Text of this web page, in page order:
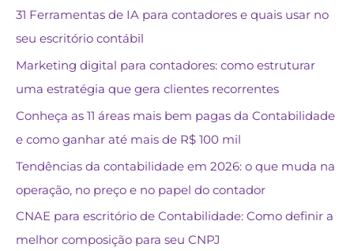
31 Ferramentas de IA para contadores e quais usar no
seu escritório contábil
Marketing digital para contadores: como estruturar
uma estratégia que gera clientes recorrentes
Conheça as 11 áreas mais bem pagas da Contabilidade
e como ganhar até mais de R$ 100 mil
Tendências da contabilidade em 2026: o que muda na
operação, no preço e no papel do contador
CNAE para escritório de Contabilidade: Como definir a
melhor composição para seu CNPJ